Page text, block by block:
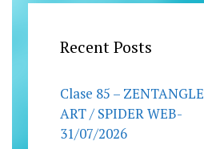
Recent Posts
Clase 85 – ZENTANGLE
ART / SPIDER WEB-
31/07/2026